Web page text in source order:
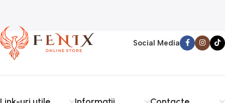
Social Media